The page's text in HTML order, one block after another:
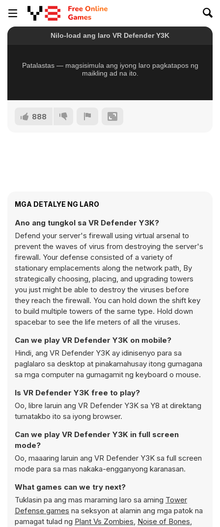
888
MGA DETALYE NG LARO
Ano ang tungkol sa VR Defender Y3K?
Defend your server's firewall using virtual arsenal to
prevent the waves of virus from destroying the server's
firewall. Your defense consisted of a variety of
stationary emplacements along the network path, By
strategically choosing, placing, and upgrading towers
you just might be able to destroy the viruses before
they reach the firewall. You can hold down the shift key
to build multiple towers of the same type. Hold down
spacebar to see the life meters of all the viruses.
Can we play VR Defender Y3K on mobile?
Hindi, ang VR Defender Y3K ay idinisenyo para sa
paglalaro sa desktop at pinakamahusay itong gumagana
sa mga computer na gumagamit ng keyboard o mouse.
Is VR Defender Y3K free to play?
Oo, libre laruin ang VR Defender Y3K sa Y8 at direktang
tumatakbo ito sa iyong browser.
Can we play VR Defender Y3K in full screen
mode?
Oo, maaaring laruin ang VR Defender Y3K sa full screen
mode para sa mas nakaka-engganyong karanasan.
What games can we try next?
Tuklasin pa ang mas maraming laro sa aming Tower
Defense games na seksyon at alamin ang mga patok na
pamagat tulad ng Plant Vs Zombies, Noise of Bones,